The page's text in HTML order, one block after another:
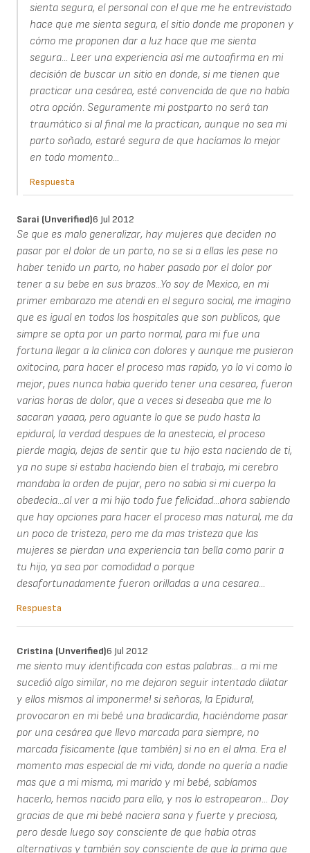
sienta segura, el personal con el que me he entrevistado
hace que me sienta segura, el sitio donde me proponen y
cómo me proponen dar a luz hace que me sienta
segura... Leer una experiencia así me autoafirma en mi
decisión de buscar un sitio en donde, si me tienen que
practicar una cesárea, esté convencida de que no había
otra opción. Seguramente mi postparto no será tan
traumático si al final me la practican, aunque no sea mi
parto soñado, estaré segura de que hacíamos lo mejor
en todo momento...
Respuesta
Sarai (unverified)6 Jul 2012
Se que es malo generalizar, hay mujeres que deciden no
pasar por el dolor de un parto, no se si a ellas les pese no
haber tenido un parto, no haber pasado por el dolor por
tener a su bebe en sus brazos...Yo soy de Mexico, en mi
primer embarazo me atendi en el seguro social, me imagino
que es igual en todos los hospitales que son publicos, que
simpre se opta por un parto normal, para mi fue una
fortuna llegar a la clinica con dolores y aunque me pusieron
oxitocina, para hacer el proceso mas rapido, yo lo vi como lo
mejor, pues nunca habia querido tener una cesarea, fueron
varias horas de dolor, que a veces si deseaba que me lo
sacaran yaaaa, pero aguante lo que se pudo hasta la
epidural, la verdad despues de la anestecia, el proceso
pierde magia, dejas de sentir que tu hijo esta naciendo de ti,
ya no supe si estaba haciendo bien el trabajo, mi cerebro
mandaba la orden de pujar, pero no sabia si mi cuerpo la
obedecia...al ver a mi hijo todo fue felicidad...ahora sabiendo
que hay opciones para hacer el proceso mas natural, me da
un poco de tristeza, pero me da mas tristeza que las
mujeres se pierdan una experiencia tan bella como parir a
tu hijo, ya sea por comodidad o porque
desafortunadamente fueron orilladas a una cesarea...
Respuesta
Cristina (unverified)6 Jul 2012
me siento muy identificada con estas palabras... a mi me
sucedió algo similar, no me dejaron seguir intentado dilatar
y ellos mismos al imponerme! si señoras, la Epidural,
provocaron en mi bebé una bradicardia, haciéndome pasar
por una cesárea que llevo marcada para siempre, no
marcada físicamente (que también) si no en el alma. Era el
momento mas especial de mi vida, donde no quería a nadie
mas que a mi misma, mi marido y mi bebé, sabíamos
hacerlo, hemos nacido para ello, y nos lo estropearon... Doy
gracias de que mi bebé naciera sana y fuerte y preciosa,
pero desde luego soy consciente de que había otras
alternativas y también soy consciente de que la prima que